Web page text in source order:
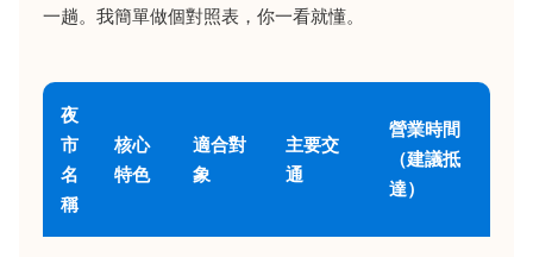
一趟。我簡單做個對照表，你一看就懂。
夜
市
名
稱
核心
特色
適合對
象
主要交
通
營業時間
（建議抵
達）